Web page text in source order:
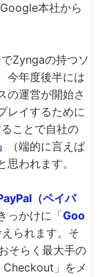
本社から
Zyngaの持つソ
今年度後半には
の運営が開始さ
レイするために
ことで自社の
（端的に言えば
われます。
（ペイパ
っかけに「Goo
られます。そ
そらく最大手の
」をメ